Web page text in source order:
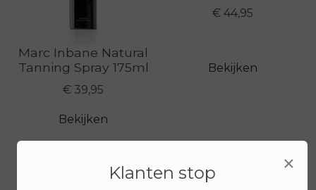
Marc Inbane Natural
Tanning Spray 175ml
€ 39,95
Bekijken
€ 44,95
Bekijken
×
Klanten stop